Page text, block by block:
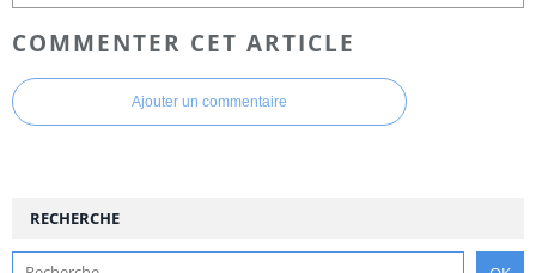
COMMENTER CET ARTICLE
Ajouter un commentaire
RECHERCHE